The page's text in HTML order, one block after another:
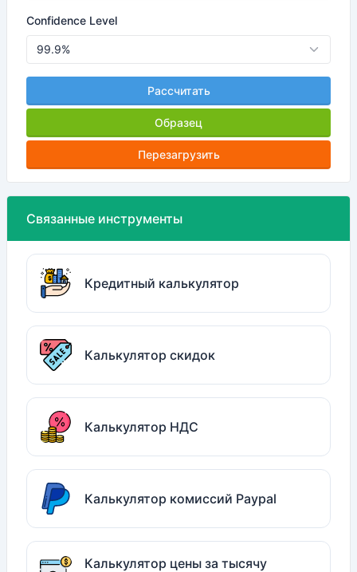
Confidence Level
Рассчитать
Образец
Перезагрузить
Связанные инструменты
Кредитный калькулятор
Калькулятор скидок
Калькулятор НДС
Калькулятор комиссий Paypal
Калькулятор цены за тысячу